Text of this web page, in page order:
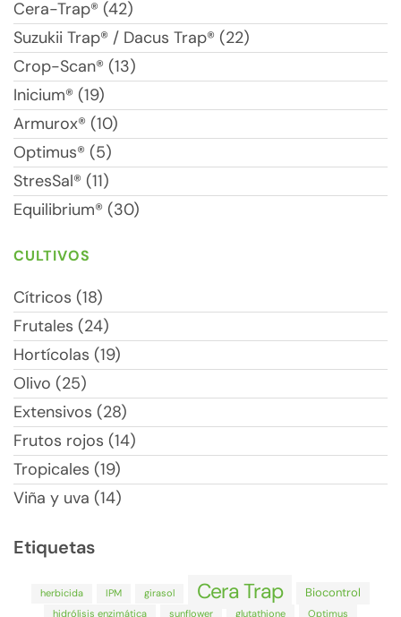
Cera-Trap® (42)
Suzukii Trap® / Dacus Trap® (22)
Crop-Scan® (13)
Inicium® (19)
Armurox® (10)
Optimus® (5)
StresSal® (11)
Equilibrium® (30)
CULTIVOS
Cítricos (18)
Frutales (24)
Hortícolas (19)
Olivo (25)
Extensivos (28)
Frutos rojos (14)
Tropicales (19)
Viña y uva (14)
Etiquetas
herbicida IPM girasol Cera Trap Biocontrol
hidrólisis enzimática sunflower glutathione
Optimus